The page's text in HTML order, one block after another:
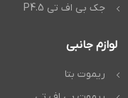
جک بی اف تی P4.5
لوازم جانبی
ریموت بتا